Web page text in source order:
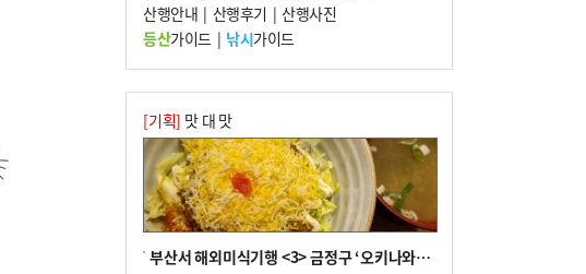
9
외국인 선원 ‘인신매매 경유지’ 된 부산…
우려가 현실로
10 수사독점 책임 커진 경찰, 방치사건 해결 부
랴부랴 속도전
산행안내 | 산행후기 | 산행사진
등산가이드| 낚시가이드
[기획] 맛 대 맛
부산서 해외미식기행 <3> 금정구 ‘오키나와키친’